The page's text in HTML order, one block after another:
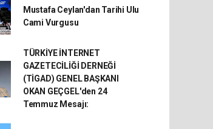
Mustafa Ceylan'dan Tarihi Ulu
Cami Vurgusu
TÜRKİYE İNTERNET
GAZETECİLİĞİ DERNEĞİ
(TİGAD) GENEL BAŞKANI
OKAN GEÇGEL'den 24
Temmuz Mesajı: